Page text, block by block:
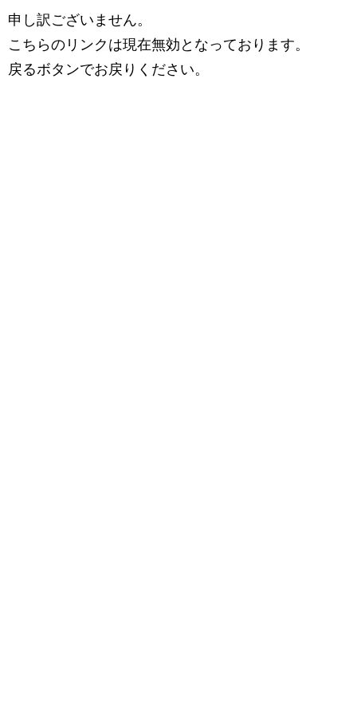
申し訳ございません。
こちらのリンクは現在無効となっております。
戻るボタンでお戻りください。